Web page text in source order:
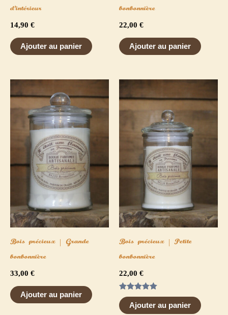
d’intérieur
14,90 €
Ajouter au panier
bonbonnière
22,00 €
Ajouter au panier
Bois précieux | Grande
bonbonnière
33,00 €
Ajouter au panier
Bois précieux | Petite
bonbonnière
22,00 €
Note
5.00
sur 5
Ajouter au panier